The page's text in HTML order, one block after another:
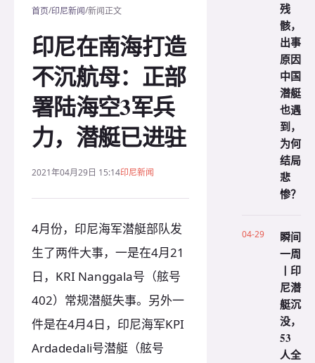
首页/印尼新闻/新闻正文
印尼在南海打造
不沉航母：正部
署陆海空3军兵
力，潜艇已进驻
2021年04月29日 15:14印尼新闻
4月份，印尼海军潜艇部队发
生了两件大事，一是在4月21
日，KRI Nanggala号（舷号
402）常规潜艇失事。另外一
件是在4月4日，印尼海军KPI
Ardadedali号潜艇（舷号
残
骸，
出事
原因
中国
潜艇
也遇
到，
为何
结局
悲
惨？
04-29
瞬间
一周
丨印
尼潜
艇沉
没，
53
人全